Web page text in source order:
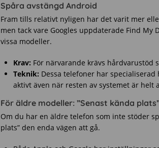
Spåra avstängd Android
Fram tills relativt nyligen har det varit mer
men tack vare Googles uppdaterade Find
vissa modeller.
Krav: För närvarande krävs hårdvarustöd
Teknik: Dessa telefoner har
aktivt även när resten av systemet är helt
För äldre modeller: ”Senast kända
Om du har en äldre telefon som inte stöder
plats” den enda vägen att gå.